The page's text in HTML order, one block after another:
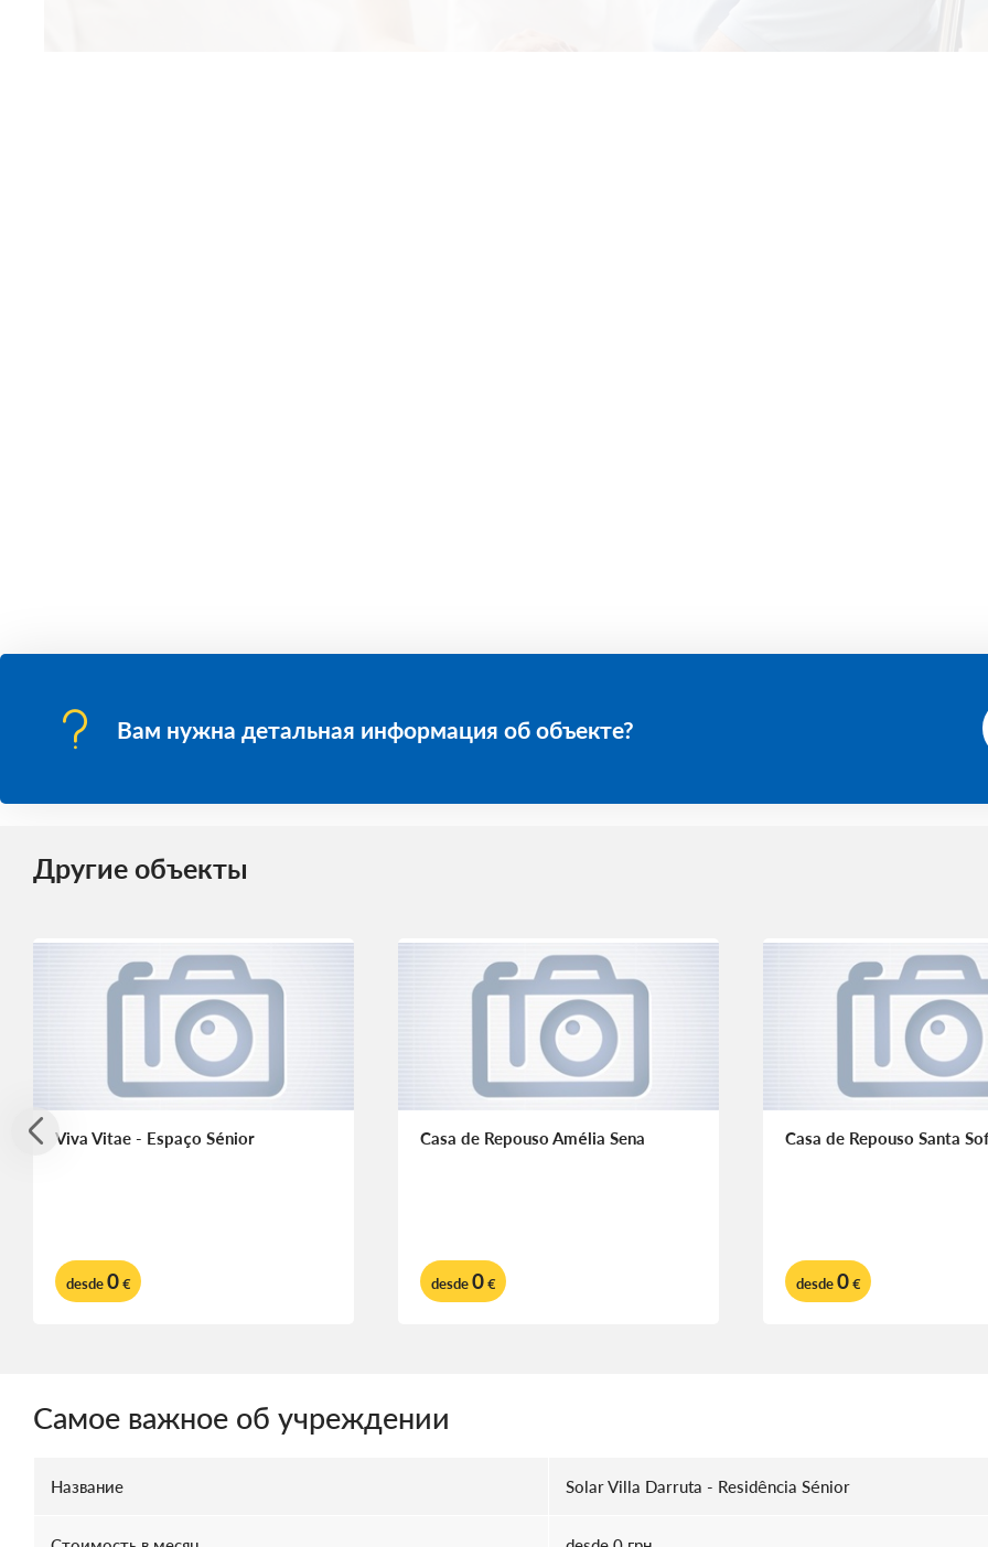
Вам нужна детальная информация об объекте?
Другие объекты
Viva Vitae - Espaço Sénior
desde0€
Casa de Repouso Amélia Sena
desde0€
Casa de Repouso Santa
desde0€
Самое важное об учреждении
Название Solar Villa Darruta - Residência Sénior